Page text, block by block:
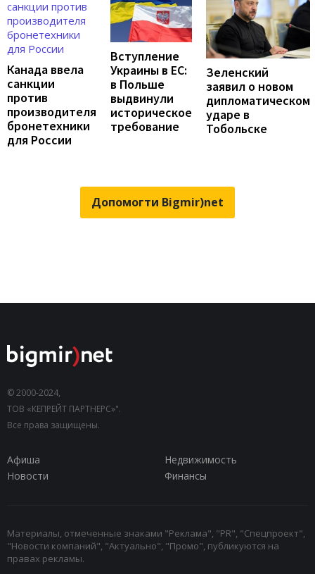
Канада ввела
санкции
против
производителя
бронетехники
для России
Вступление
Украины в ЕС:
в Польше
выдвинули
историческое
требование
Зеленский
заявил о новом
дипломатическом
ударе в
Тобольске
Допомогти Bigmir)net
© 2000-2024,
ТОВ «КЕПРЕЙТ ПАРТНЕРС»".
Все права защищены.
Афиша
Недвижимость
Новости
Финансы
Материалы, отмеченные знаками "Реклама", "PR", "Спецпроект",
"Новости компаний", "Актуально", "Промо", публикуются на
правах рекламы.